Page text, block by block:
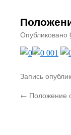
Опубликовано
Запись
← Положение